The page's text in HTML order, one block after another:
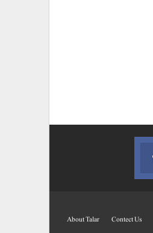
About Talar Contect Us